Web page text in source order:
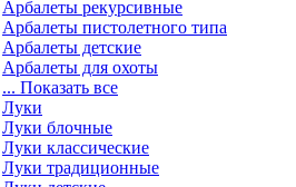
Арбалеты рекурсивные
Арбалеты пистолетного типа
Арбалеты детские
Арбалеты для охоты
... Показать все
Луки
Луки блочные
Луки классические
Луки традиционные